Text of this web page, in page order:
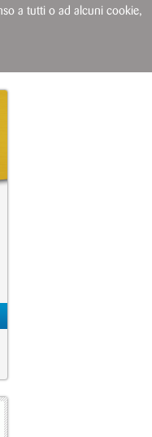
a tutti o ad alcuni cookie,